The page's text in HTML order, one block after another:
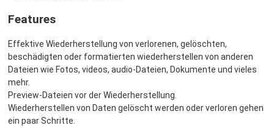
Features
Effektive Wiederherstellung von verlorenen, gelöschten,
beschädigten oder formatierten wiederherstellen von anderen
Dateien wie Fotos, videos, audio-Dateien, Dokumente und vieles
mehr.
Preview-Dateien vor der Wiederherstellung.
Wiederherstellen von Daten gelöscht werden oder verloren gehen
ein paar Schritte.